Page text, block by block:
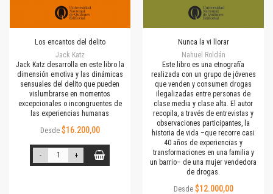
Los encantos del delito
Jack Katz
Jack Katz desarrolla en este libro la
dimensión emotiva y las dinámicas
sensuales del delito que pueden
vislumbrarse en momentos
excepcionales o incongruentes de
las experiencias humanas
Desde $16.200,00
- +
Nunca la vi llorar
Nahuel Roldán
Este libro es una etnografía
realizada con un grupo de jóvenes
que venden y consumen drogas
ilegalizadas entre personas de
clase media y clase alta. El autor
recopila, a través de entrevistas y
observaciones participantes, la
historia de vida –que recorre casi
40 años de experiencias y
transformaciones en una familia y
un barrio– de una mujer vendedora
de drogas.
Desde $12.000,00